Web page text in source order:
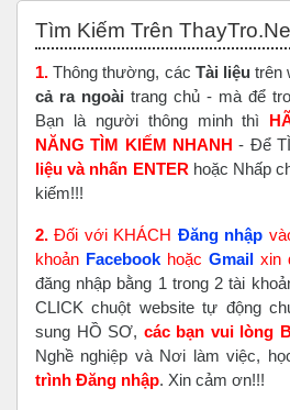
Tìm Kiếm Trên
1. Thông thường, các Tài liệu trên
cả ra ngoài trang chủ - mà để
Bạn là người thông minh thì
NĂNG TÌM KIẾM NHANH - Để
liệu và nhấn ENTER hoặc Nhấp
kiếm!!!
2. Đối với KHÁCH Đăng nhập
khoản Facebook hoặc Gmailxin
đăng nhập bằng 1 trong 2 tài
CLICK chuột website tự động
sung HỒ SƠ, các bạn vui lòng
Nghề nghiệp và Nơi làm việc,
trình Đăng nhập. Xin cảm ơn!!!